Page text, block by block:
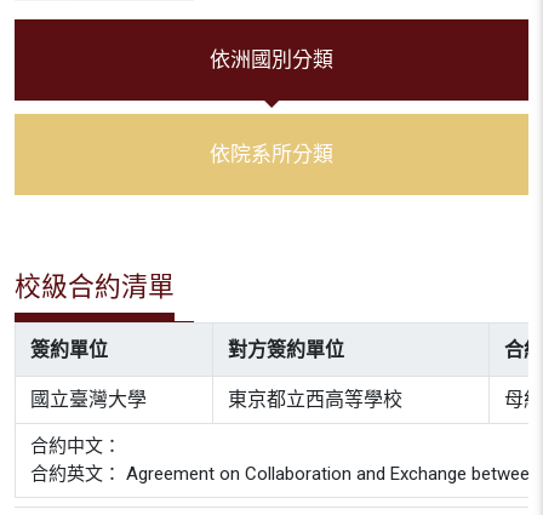
依洲國別分類
依院系所分類
校級合約清單
簽約單位 對方簽約單位 合
國立臺灣大學 東京都立西高等學校 母約
合約中文：
合約英文： Agreement on Collaboration and Exchange